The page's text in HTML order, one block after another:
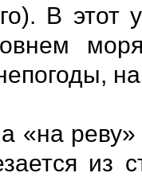
В этот
«на реву»
из